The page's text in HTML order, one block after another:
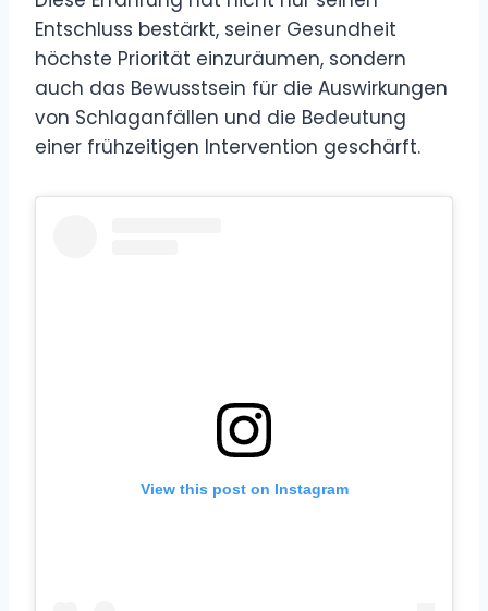
Entschluss bestärkt, seiner Gesundheit
höchste Priorität einzuräumen, sondern
auch das Bewusstsein für die Auswirkungen
von Schlaganfällen und die Bedeutung
einer frühzeitigen Intervention geschärft.
View this post on Instagram